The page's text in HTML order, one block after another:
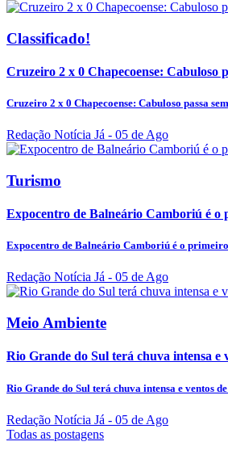
Classificado!
Cruzeiro 2 x 0 Chapecoense: Cabuloso
Cruzeiro 2 x 0 Chapecoense: Cabuloso passa
Redação Notícia Já - 05 de Ago
Turismo
Expocentro de Balneário Camboriú é
Expocentro de Balneário Camboriú é o
Redação Notícia Já - 05 de Ago
Meio Ambiente
Rio Grande do Sul terá chuva intensa e
Rio Grande do Sul terá chuva intensa e ventos
Redação Notícia Já - 05 de Ago
Todas as postagens